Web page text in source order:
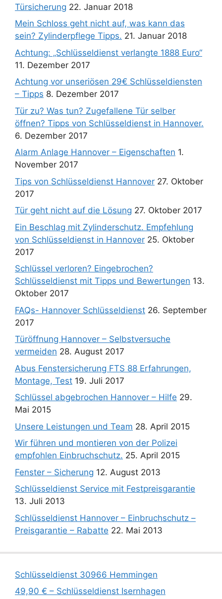
Türsicherung 22. Januar 2018
Mein Schloss geht nicht auf, was kann das
sein? Zylinderpflege Tipps. 21. Januar 2018
Achtung: „Schlüsseldienst verlangte 1888 Euro“
11. Dezember 2017
Achtung vor unseriösen 29€ Schlüsseldiensten
– Tipps 8. Dezember 2017
Tür zu? Was tun? Zugefallene Tür selber
öffnen? Tipps von Schlüsseldienst in Hannover.
6. Dezember 2017
Alarm Anlage Hannover – Eigenschaften 1.
November 2017
Tips von Schlüsseldienst Hannover 27. Oktober
2017
Tür geht nicht auf die Lösung 27. Oktober 2017
Ein Beschlag mit Zylinderschutz. Empfehlung
von Schlüsseldienst in Hannover 25. Oktober
2017
Schlüssel verloren? Eingebrochen?
Schlüsseldienst mit Tipps und Bewertungen 13.
Oktober 2017
FAQs- Hannover Schlüsseldienst 26. September
2017
Türöffnung Hannover – Selbstversuche
vermeiden 28. August 2017
Abus Fenstersicherung FTS 88 Erfahrungen,
Montage, Test 19. Juli 2017
Schlüssel abgebrochen Hannover – Hilfe 29.
Mai 2015
Unsere Leistungen und Team 28. April 2015
Wir führen und montieren von der Polizei
empfohlen Einbruchschutz. 25. April 2015
Fenster – Sicherung 12. August 2013
Schlüsseldienst Service mit Festpreisgarantie
13. Juli 2013
Schlüsseldienst Hannover – Einbruchschutz –
Preisgarantie – Rabatte 22. Mai 2013
Schlüsseldienst 30966 Hemmingen
49,90 € – Schlüsseldienst Isernhagen